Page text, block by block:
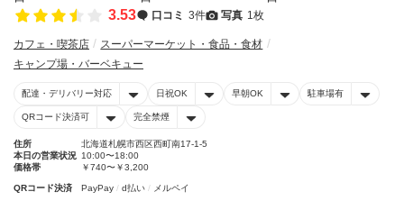
3.53 口コミ 3件 写真 1枚
カフェ・喫茶店
スーパーマーケット・食品・食材
キャンプ場・バーベキュー
配達・デリバリー対応 日祝OK 早朝OK 駐車場有
QRコード決済可 完全禁煙
住所
北海道札幌市西区西町南17-1-5
本日の営業状況 10:00〜18:00
価格帯
￥740〜￥3,200
QRコード決済 PayPay d払い メルペイ